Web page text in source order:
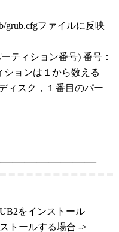
grub.cfgファイルに反映
ティション番号) 番号：
ションは１から数える
ィスク，１番目のパー
をインストール
ストールする場合 ->